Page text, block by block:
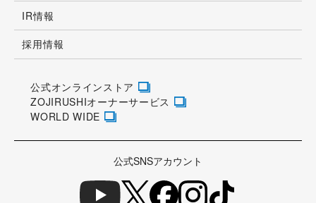
IR情報
採用情報
公式オンラインストア
ZOJIRUSHIオーナーサービス
WORLD WIDE
公式SNSアカウント